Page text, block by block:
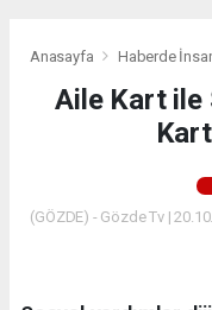
Anasayfa Haberde
Aile Kart ile
(GÖZDE) - Gözde Tv |